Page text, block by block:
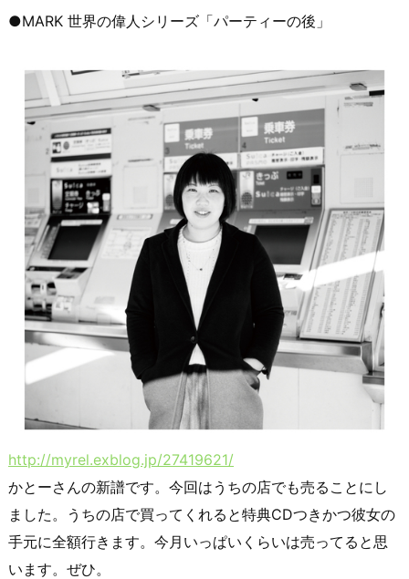
●MARK 世界の偉人シリーズ「パーティーの後」
http://myrel.exblog.jp/27419621/
かとーさんの新譜です。今回はうちの店でも売ることにし
ました。うちの店で買ってくれると特典CDつきかつ彼女の
手元に全額行きます。今月いっぱいくらいは売ってると思
います。ぜひ。